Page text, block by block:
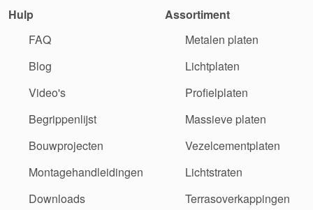
Hulp
FAQ
Blog
Video's
Begrippenlijst
Bouwprojecten
Montagehandleidingen
Downloads
Assortiment
Metalen platen
Lichtplaten
Profielplaten
Massieve platen
Vezelcementplaten
Lichtstraten
Terrasoverkappingen